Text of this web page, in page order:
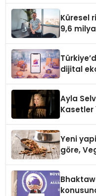
Küresel
9,6
dijital
Ayla
Kasetler
Yeni
göre,